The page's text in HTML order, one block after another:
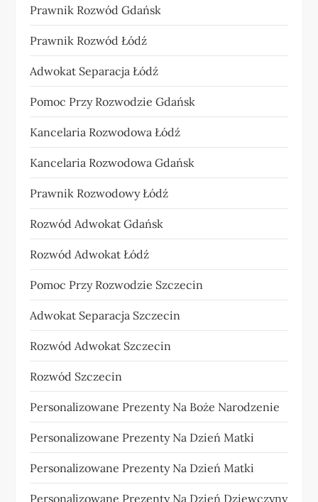
Prawnik Rozwód Gdańsk
Prawnik Rozwód Łódź
Adwokat Separacja Łódź
Pomoc Przy Rozwodzie Gdańsk
Kancelaria Rozwodowa Łódź
Kancelaria Rozwodowa Gdańsk
Prawnik Rozwodowy Łódź
Rozwód Adwokat Gdańsk
Rozwód Adwokat Łódź
Pomoc Przy Rozwodzie Szczecin
Adwokat Separacja Szczecin
Rozwód Adwokat Szczecin
Rozwód Szczecin
Personalizowane Prezenty Na Boże Narodzenie
Personalizowane Prezenty Na Dzień Matki
Personalizowane Prezenty Na Dzień Matki
Personalizowane Prezenty Na Dzień Dziewczyny